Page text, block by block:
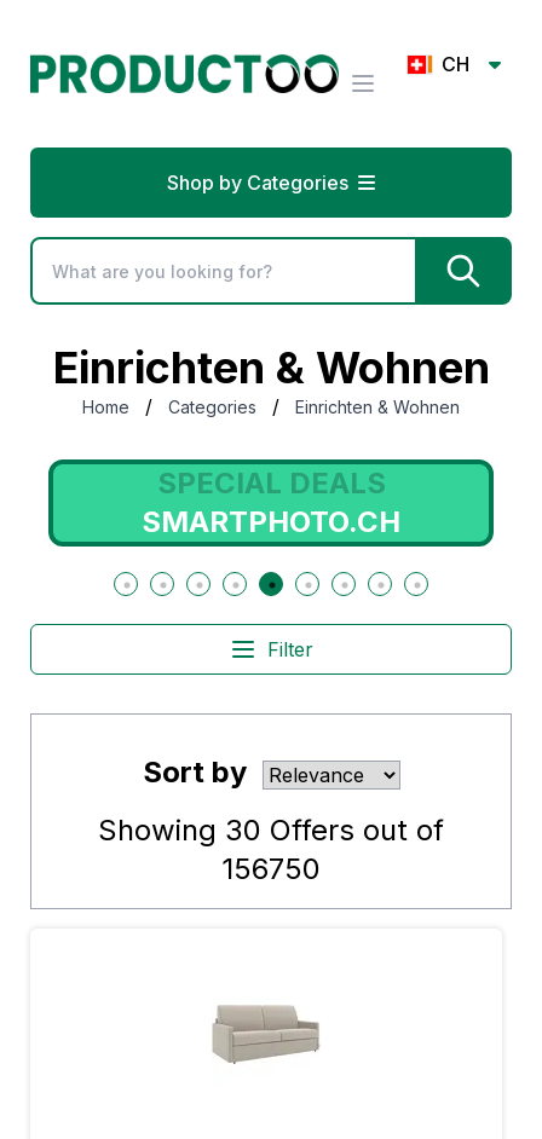
CH
Shop by Categories
Einrichten & Wohnen
Home / Categories / Einrichten & Wohnen
SPECIAL DEALS
AXPEL-ONEFORALL.CH
Filter
Sort by
Showing 30 Offers out of
156750